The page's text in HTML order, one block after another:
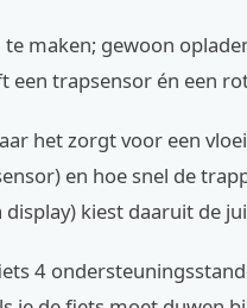
te maken; gewoon
een trapsensor én een
het zorgt voor een
en hoe snel de
display) kiest daaruit de
4